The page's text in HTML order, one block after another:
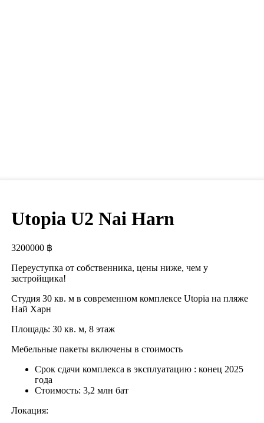
Utopia U2 Nai Harn
3200000 ฿
Переуступка от собственника, цены ниже, чем у
застройщика!
Студия 30 кв. м в современном комплексе Utopia на пляже
Най Харн
Площадь: 30 кв. м, 8 этаж
Мебельные пакеты включены в стоимость
Срок сдачи комплекса в эксплуатацию : конец 2025
года
Стоимость: 3,2 млн бат
Локация: